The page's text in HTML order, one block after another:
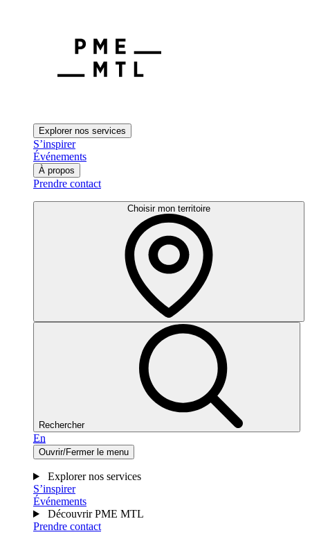
Explorer nos services
S’inspirer
Événements
À propos
Prendre contact
Choisir mon territoire
Rechercher
En
Ouvrir/Fermer le menu
Explorer nos services
S’inspirer
Événements
Découvrir PME MTL
Prendre contact